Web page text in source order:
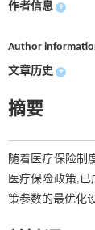
作者信息 +
Author
文章历史 +
摘要
随着医疗保险制
医疗保险政策,
策参数的最优化